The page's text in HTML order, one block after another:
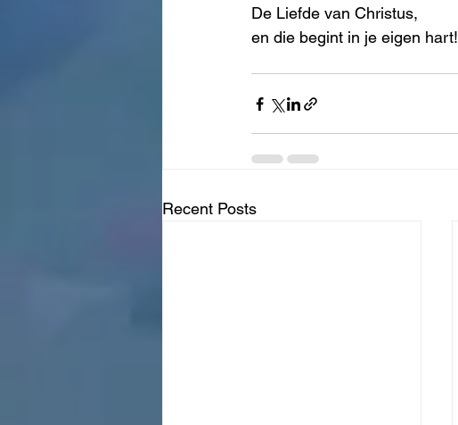
De Liefde van Christus,
en die begint in je eigen hart!
Recent Posts